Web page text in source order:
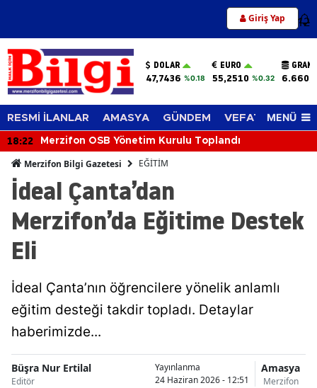
Giriş Yap 12
DOLAR
47,7436 %0.18
EURO
55,2510 %0.32
RESMİ İLANLAR AMASYA GÜNDEM VEFAT EDENLER
MENÜ
18:22 Merzifon OSB Yönetim Kurulu Toplandı
Merzifon Bilgi Gazetesi EĞİTİM
İdeal Çanta’dan
Merzifon’da Eğitime Destek
Eli
İdeal Çanta’nın öğrencilere yönelik anlamlı
eğitim desteği takdir topladı. Detaylar
haberimizde...
Büşra Nur Ertilal
Editör
Yayınlanma
24 Haziran 2026 - 12:51
Amasya
Merzifon